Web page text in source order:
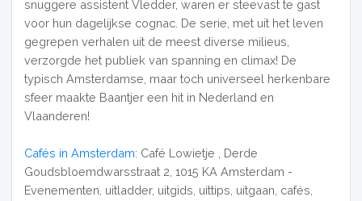
snuggere assistent Vledder, waren er steevast te gast
voor hun dagelijkse cognac. De serie, met uit het leven
gegrepen verhalen uit de meest diverse milieus,
verzorgde het publiek van spanning en climax! De
typisch Amsterdamse, maar toch universeel herkenbare
sfeer maakte Baantjer een hit in Nederland en
Vlaanderen!
Cafés in Amsterdam: Café Lowietje , Derde
Goudsbloemdwarsstraat 2, 1015 KA Amsterdam -
Evenementen, uitladder, uitgids, uittips, uitgaan, cafés,